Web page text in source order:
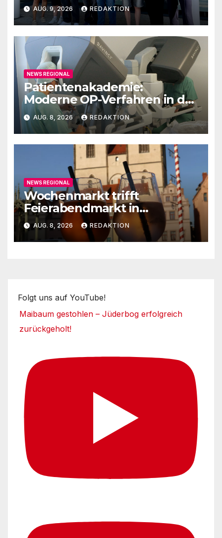
AUG. 9, 2026 REDAKTION
NEWS REGIONAL
Patientenakademie:
Moderne OP-Verfahren in der
Urologie
AUG. 8, 2026 REDAKTION
NEWS REGIONAL
Wochenmarkt trifft
Feierabendmarkt in
Lutherstadt Wittenberg
AUG. 8, 2026 REDAKTION
Folgt uns auf YouTube!
Maibaum gestohlen – Jüderbog erfolgreich
zurückgeholt!